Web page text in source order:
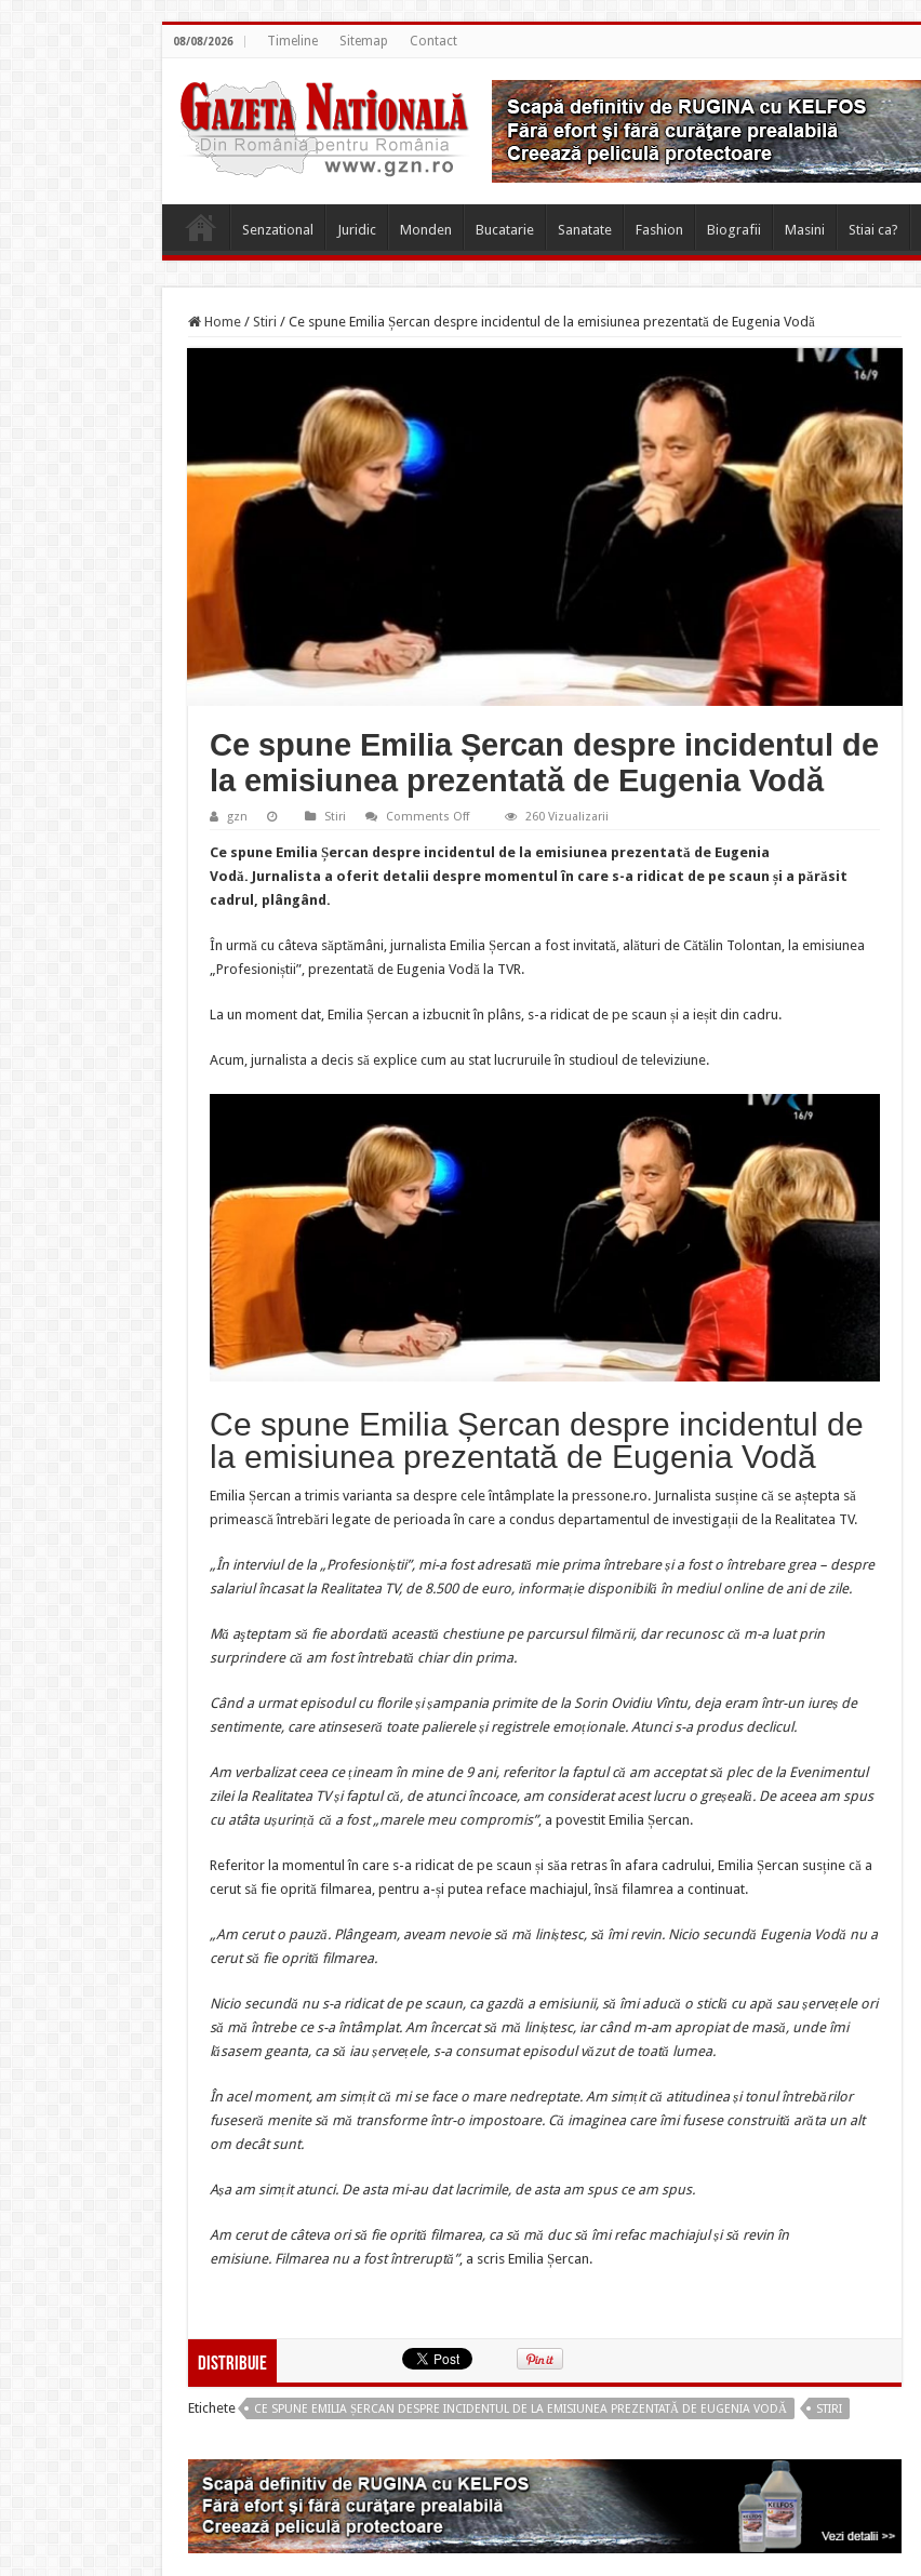
08/08/2026 Timeline Sitemap Contact
Senzational Juridic Monden Bucatarie Sanatate Fashion Biografii Masini Stiai ca?
Home / Stiri / Ce spune Emilia Șercan despre incidentul de la emisiunea prezentată de Eugenia Vodă
Ce spune Emilia Șercan despre incidentul de
la emisiunea prezentată de Eugenia Vodă
gzn Stiri Comments Offon
spune
Emilia
Șercan
despre
emisiunea
prezentată
de
260 Vizualizarii
Ce spune Emilia Șercan despre incidentul de la emisiunea prezentată de Eugenia
Vodă. Jurnalista a oferit detalii despre momentul în care s-a ridicat de pe scaun și a părăsit
cadrul, plângând.
În urmă cu câteva săptămâni, jurnalista Emilia Șercan a fost invitată, alături de Cătălin Tolontan, la emisiunea
„Profesioniștii”, prezentată de Eugenia Vodă la TVR.
La un moment dat, Emilia Șercan a izbucnit în plâns, s-a ridicat de pe scaun și a ieșit din cadru.
Acum, jurnalista a decis să explice cum au stat lucruruile în studioul de televiziune.
Ce spune Emilia Șercan despre incidentul de
la emisiunea prezentată de Eugenia Vodă
Emilia Șercan a trimis varianta sa despre cele întâmplate la pressone.ro. Jurnalista susține că se aștepta să
primească întrebări legate de perioada în care a condus departamentul de investigații de la Realitatea TV.
„În interviul de la „Profesioniștii”, mi-a fost adresată mie prima întrebare și a fost o întrebare grea – despre
salariul încasat la Realitatea TV, de 8.500 de euro, informație disponibilă în mediul online de ani de zile.
Mă aşteptam să fie abordată această chestiune pe parcursul filmării, dar recunosc că m-a luat prin
surprindere că am fost întrebată chiar din prima.
Când a urmat episodul cu florile și șampania primite de la Sorin Ovidiu Vîntu, deja eram într-un iureș de
sentimente, care atinseseră toate palierele și registrele emoționale. Atunci s-a produs declicul.
Am verbalizat ceea ce țineam în mine de 9 ani, referitor la faptul că am acceptat să plec de la Evenimentul
zilei la Realitatea TV și faptul că, de atunci încoace, am considerat acest lucru o greșeală. De aceea am spus
cu atâta ușurință că a fost „marele meu compromis”, a povestit Emilia Șercan.
Referitor la momentul în care s-a ridicat de pe scaun și săa retras în afara cadrului, Emilia Șercan susține că a
cerut să fie oprită filmarea, pentru a-și putea reface machiajul, însă filamrea a continuat.
„Am cerut o pauză. Plângeam, aveam nevoie să mă liniștesc, să îmi revin. Nicio secundă Eugenia Vodă nu a
cerut să fie oprită filmarea.
Nicio secundă nu s-a ridicat de pe scaun, ca gazdă a emisiunii, să îmi aducă o sticlă cu apă sau șervețele ori
să mă întrebe ce s-a întâmplat. Am încercat să mă liniștesc, iar când m-am apropiat de masă, unde îmi
lăsasem geanta, ca să iau șervețele, s-a consumat episodul văzut de toată lumea.
În acel moment, am simțit că mi se face o mare nedreptate. Am simțit că atitudinea și tonul întrebărilor
fuseseră menite să mă transforme într-o impostoare. Că imaginea care îmi fusese construită arăta un alt
om decât sunt.
Așa am simțit atunci. De asta mi-au dat lacrimile, de asta am spus ce am spus.
Am cerut de câteva ori să fie oprită filmarea, ca să mă duc să îmi refac machiajul și să revin în
emisiune. Filmarea nu a fost întreruptă”, a scris Emilia Șercan.
Distribuie
Etichete CE SPUNE EMILIA ȘERCAN DESPRE INCIDENTUL DE LA EMISIUNEA PREZENTATĂ DE EUGENIA VODĂ STIRI